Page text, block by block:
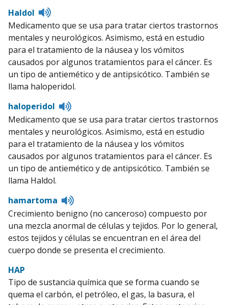
Haldol
Listen
to
pronunciation
Medicamento que se usa para tratar ciertos trastornos
mentales y neurológicos. Asimismo, está en estudio
para el tratamiento de la náusea y los vómitos
causados por algunos tratamientos para el cáncer. Es
un tipo de antiemético y de antipsicótico. También se
llama haloperidol.
haloperidol
Listen
pronunciation
Medicamento que se usa para tratar ciertos trastornos
mentales y neurológicos. Asimismo, está en estudio
para el tratamiento de la náusea y los vómitos
causados por algunos tratamientos para el cáncer. Es
un tipo de antiemético y de antipsicótico. También se
llama Haldol.
hamartoma
Listen
pronunciation
Crecimiento benigno (no canceroso) compuesto por
una mezcla anormal de células y tejidos. Por lo general,
estos tejidos y células se encuentran en el área del
cuerpo donde se presenta el crecimiento.
HAP
Tipo de sustancia química que se forma cuando se
quema el carbón, el petróleo, el gas, la basura, el